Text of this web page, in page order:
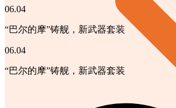
06.04
“巴尔的摩”铸舰，新武器套装
06.04
“巴尔的摩”铸舰，新武器套装